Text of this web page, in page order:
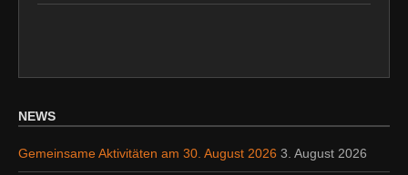
NEWS
Gemeinsame Aktivitäten am 30. August 2026 3. August 2026